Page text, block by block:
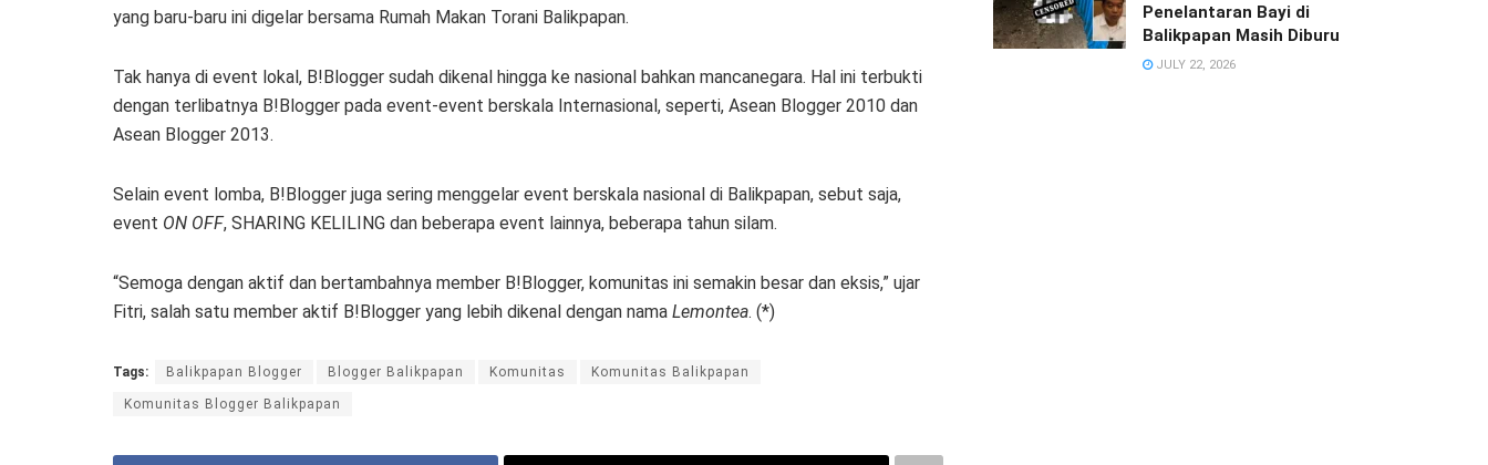
yang baru-baru ini digelar bersama Rumah Makan Torani Balikpapan.
Tak hanya di event lokal, B!Blogger sudah dikenal hingga ke nasional bahkan mancanegara. Hal ini terbukti
dengan terlibatnya B!Blogger pada event-event berskala Internasional, seperti, Asean Blogger 2010 dan
Asean Blogger 2013.
Selain event lomba, B!Blogger juga sering menggelar event berskala nasional di Balikpapan, sebut saja,
event ON OFF, SHARING KELILING dan beberapa event lainnya, beberapa tahun silam.
“Semoga dengan aktif dan bertambahnya member B!Blogger, komunitas ini semakin besar dan eksis,” ujar
Fitri, salah satu member aktif B!Blogger yang lebih dikenal dengan nama Lemontea. (*)
Tags: Balikpapan Blogger Blogger Balikpapan Komunitas Komunitas Balikpapan
Komunitas Blogger Balikpapan
Penelantaran Bayi di
Balikpapan Masih Diburu
JULY 22, 2026